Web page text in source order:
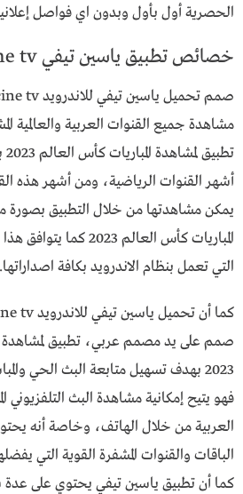
الحصرية أول بأول وبدون اي فواصل
خصائص تطبيق ياسين تيفي yacine tv
مشاهدة جميع القنوات العربية والعالمية
يمكن مشاهدتها من خلال التطبيق بصورة
المباريات كأس العالم
التي تعمل بنظام الاندرويد بكافة اصداراتها.
صمم على يد مصمم عربي، تطبيق لمشاهدة
2023 بهدف تسهيل متابعة البث الحي
فهو يتيح إمكانية مشاهدة البث التلفزيوني
العربية من خلال الهاتف، وخاصة أنه
الباقات والقنوات المشفرة القوية التي
كما أن تطبيق ياسين تيفي يحتوي على عدة